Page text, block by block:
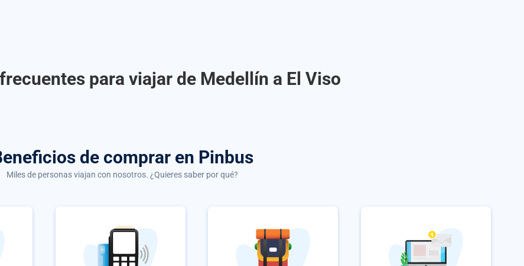
para viajar de Medellín a El Viso
de comprar en Pinbus
Miles de personas viajan con nosotros. ¿Quieres saber por qué?